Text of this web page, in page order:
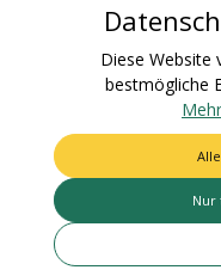
Bewertungen
Diese Website
bestmögliche
Nur